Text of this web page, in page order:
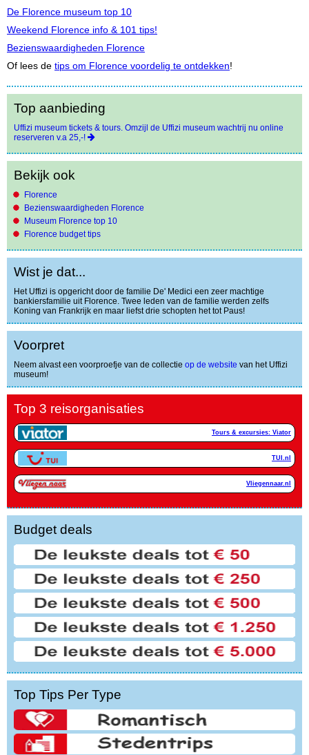
Top aanbieding
Uffizi museum tickets & tours. Omzijl de Uffizi museum wachtrij nu online
reserveren v.a 25,-!
Bekijk ook
Florence
Bezienswaardigheden Florence
Museum Florence top 10
Florence budget tips
Wist je dat...
Het Uffizi is opgericht door de familie De' Medici een zeer machtige
bankiersfamilie uit Florence. Twee leden van de familie werden zelfs
Koning van Frankrijk en maar liefst drie schopten het tot Paus!
Voorpret
Neem alvast een voorproefje van de collectie op de website van het Uffizi
museum!
De Florence museum top 10
Weekend Florence info & 101 tips!
Bezienswaardigheden Florence
Of lees de tips om Florence voordelig te ontdekken!
Top 3 reisorganisaties
Tours & excursies: Viator
TUI.nl
Vliegennaar.nl
Budget deals
Top Tips Per Type